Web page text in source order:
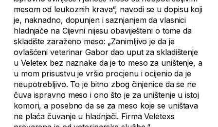
mesom od leukoznih krava“, navodi se u dopisu koji
je, naknadno, dopunjen i saznjanjem da vlasnici
hladnjače na Cijevni nijesu obaviješteni o tome da
skladište zaraženo meso: „Zanimljivo je da je
ovlašćeni veterinar Gabor dao uput za skladištenje
u Veletex bez naznake da je to meso za uništenje, a
u mom prisustvu je vršio procjenu i ocijenio da je
neupotrebljivo. To je bitno zbog činjenice da se ne
čuva ispravno meso i ono što je za uništenje u istoj
komori, a posebno da se za meso koje se uništava
ne plaća čuvanje u hladnjači. Firma Veletexs